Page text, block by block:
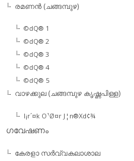
രമണന്‍ (ചങ്ങമ്പുഴ)
©dQ® 1
©dQ® 2
©dQ® 3
©dQ® 4
©dQ® 5
വാഴക്കുല (ചങ്ങമ്പുഴ കൃഷ്ണപിള്ള)
l¡r´¤k O¹Ø¤r J¦n®Xd¢¾
ഗവേഷണം
കേരളാ സര്‍വ്വകലാശാല